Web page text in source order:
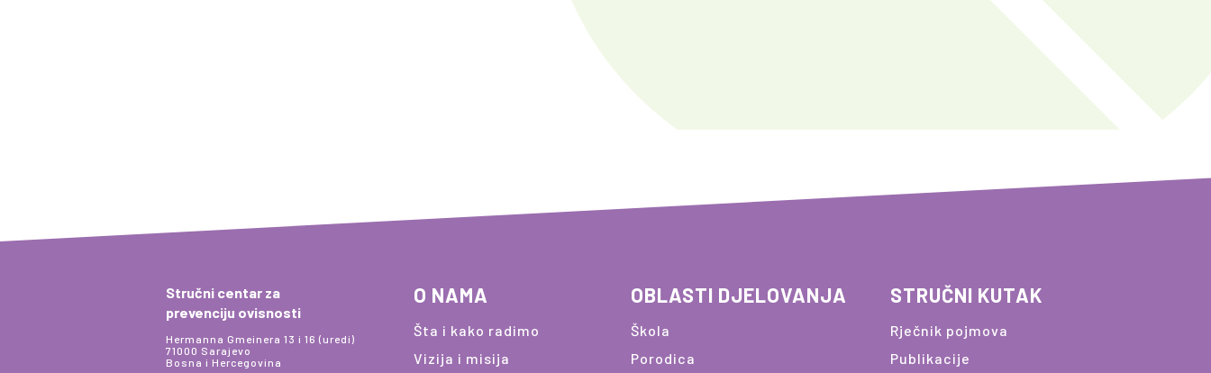
Stručni centar za
prevenciju ovisnosti
Hermanna Gmeinera 13 i 16 (uredi)
71000 Sarajevo
Bosna i Hercegovina
O NAMA
Šta i kako radimo
Vizija i misija
OBLASTI DJELOVANJA
Škola
Porodica
STRUČNI KUTAK
Rječnik pojmova
Publikacije